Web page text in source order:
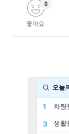
좋아요
0